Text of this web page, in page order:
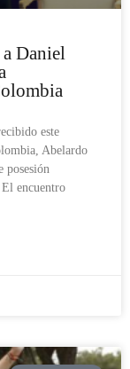
Daniel
este
Abelardo
posesión
El encuentro